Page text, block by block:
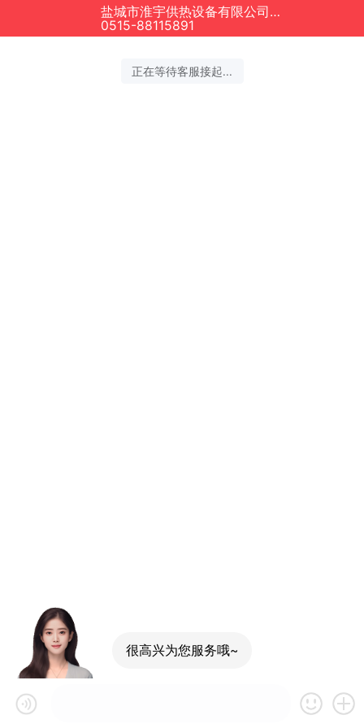
盐城市淮宇供热设备有限公司正在为您服务
0515-88115891
正在等待客服接起...
很高兴为您服务哦~